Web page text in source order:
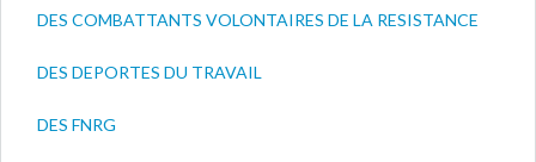
DES COMBATTANTS VOLONTAIRES DE LA RESISTANCE
DES DEPORTES DU TRAVAIL
DES FNRG